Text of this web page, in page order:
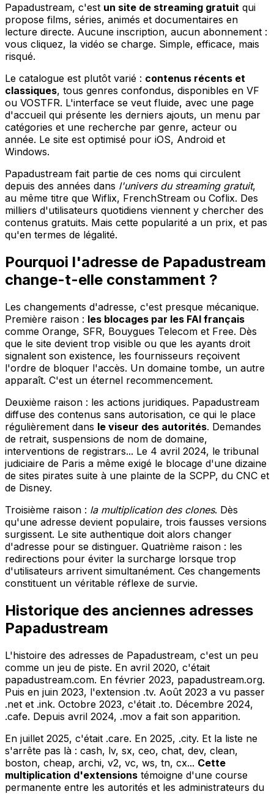
Papadustream, c'est un site de streaming gratuit qui
propose films, séries, animés et documentaires en
lecture directe. Aucune inscription, aucun abonnement :
vous cliquez, la vidéo se charge. Simple, efficace, mais
risqué.
Le catalogue est plutôt varié : contenus récents et
classiques, tous genres confondus, disponibles en VF
ou VOSTFR. L'interface se veut fluide, avec une page
d'accueil qui présente les derniers ajouts, un menu par
catégories et une recherche par genre, acteur ou
année. Le site est optimisé pour iOS, Android et
Windows.
Papadustream fait partie de ces noms qui circulent
depuis des années dans l'univers du streaming gratuit,
au même titre que Wiflix, FrenchStream ou Coflix. Des
milliers d'utilisateurs quotidiens viennent y chercher des
contenus gratuits. Mais cette popularité a un prix, et pas
qu'en termes de légalité.
Pourquoi l'adresse de Papadustream
change-t-elle constamment ?
Les changements d'adresse, c'est presque mécanique.
Première raison : les blocages par les FAI français
comme Orange, SFR, Bouygues Telecom et Free. Dès
que le site devient trop visible ou que les ayants droit
signalent son existence, les fournisseurs reçoivent
l'ordre de bloquer l'accès. Un domaine tombe, un autre
apparaît. C'est un éternel recommencement.
Deuxième raison : les actions juridiques. Papadustream
diffuse des contenus sans autorisation, ce qui le place
régulièrement dans le viseur des autorités. Demandes
de retrait, suspensions de nom de domaine,
interventions de registrars... Le 4 avril 2024, le tribunal
judiciaire de Paris a même exigé le blocage d'une dizaine
de sites pirates suite à une plainte de la SCPP, du CNC et
de Disney.
Troisième raison : la multiplication des clones. Dès
qu'une adresse devient populaire, trois fausses versions
surgissent. Le site authentique doit alors changer
d'adresse pour se distinguer. Quatrième raison : les
redirections pour éviter la surcharge lorsque trop
d'utilisateurs arrivent simultanément. Ces changements
constituent un véritable réflexe de survie.
Historique des anciennes adresses
Papadustream
L'histoire des adresses de Papadustream, c'est un peu
comme un jeu de piste. En avril 2020, c'était
papadustream.com. En février 2023, papadustream.org.
Puis en juin 2023, l'extension .tv. Août 2023 a vu passer
.net et .ink. Octobre 2023, c'était .to. Décembre 2024,
.cafe. Depuis avril 2024, .mov a fait son apparition.
En juillet 2025, c'était .care. En 2025, .city. Et la liste ne
s'arrête pas là : cash, lv, sx, ceo, chat, dev, clean,
boston, cheap, archi, v2, vc, ws, tn, cx... Cette
multiplication d'extensions témoigne d'une course
permanente entre les autorités et les administrateurs du